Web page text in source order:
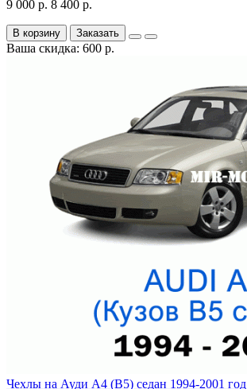
9 000 р. 8 400 р.
В корзину Заказать
Ваша скидка: 600 р.
Чехлы на Ауди А4 (В5) седан 1994-2001 год